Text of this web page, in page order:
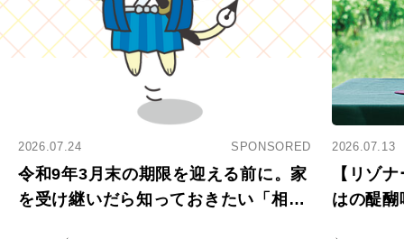
2026.07.24 SPONSORED
令和9年3月末の期限を迎える前に。家
を受け継いだら知っておきたい「相続
2026.07.13
【リゾ
はの醍